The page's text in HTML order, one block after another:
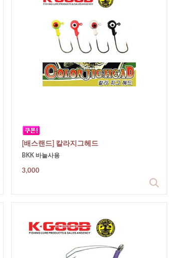
[배스랜드] 칼라지그헤드
BKK 바늘사용
3,000